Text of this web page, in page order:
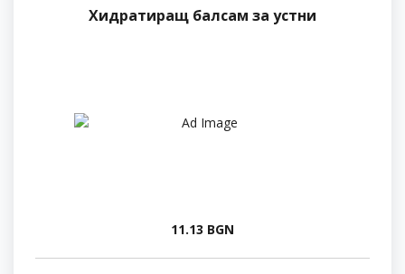
Хидратиращ балсам за устни
11.13 BGN